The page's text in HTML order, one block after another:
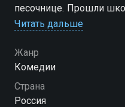
песочнице. Прошли
дело — плечо к плечу
вечер — на помолвке их
неприятный факт из
лет дружбы летят в
партнёрство, а
Читать дальше
Жанр
Комедии
Страна
Россия